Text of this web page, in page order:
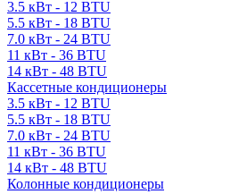
3.5 кВт - 12 BTU
5.5 кВт - 18 BTU
7.0 кВт - 24 BTU
11 кВт - 36 BTU
14 кВт - 48 BTU
Кассетные кондиционеры
3.5 кВт - 12 BTU
5.5 кВт - 18 BTU
7.0 кВт - 24 BTU
11 кВт - 36 BTU
14 кВт - 48 BTU
Колонные кондиционеры